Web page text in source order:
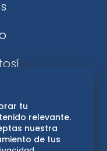
tu
relevante.
nuestra
de tus